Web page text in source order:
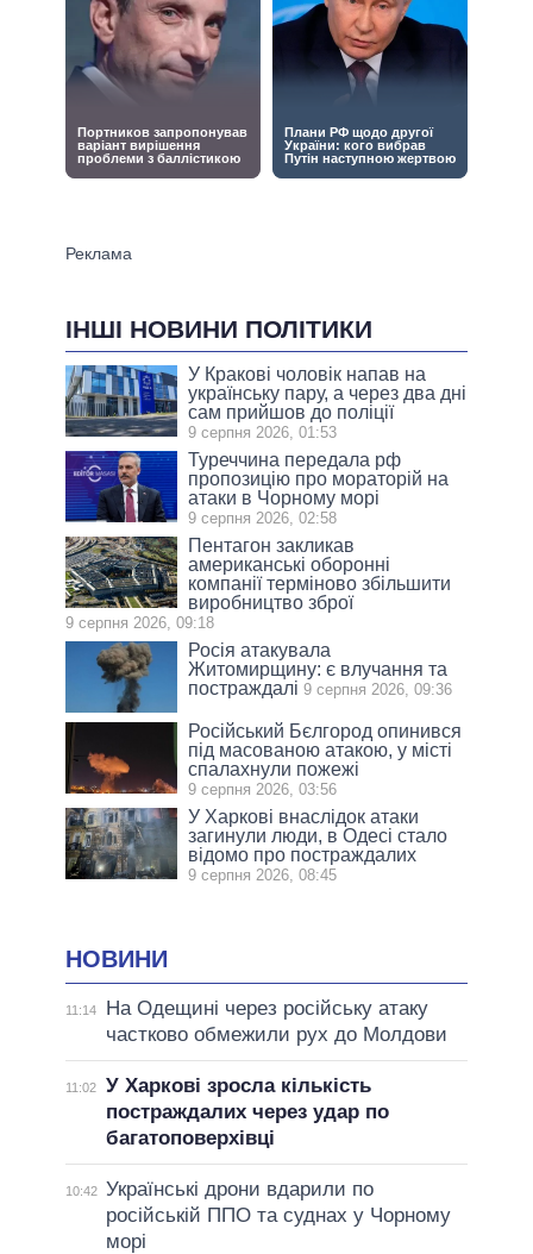
ІНШІ НОВИНИ ПОЛІТИКИ
У Кракові чоловік напав на
українську пару, а через два дні
сам прийшов до поліції
9 серпня 2026, 01:53
Туреччина передала рф
пропозицію про мораторій на
атаки в Чорному морі
9 серпня 2026, 02:58
Пентагон закликав
американські оборонні
компанії терміново збільшити
виробництво зброї
9 серпня 2026, 09:18
Росія атакувала
Житомирщину: є влучання та
постраждалі 9 серпня 2026, 09:36
Російський Бєлгород опинився
під масованою атакою, у місті
спалахнули пожежі
9 серпня 2026, 03:56
У Харкові внаслідок атаки
загинули люди, в Одесі стало
відомо про постраждалих
9 серпня 2026, 08:45
НОВИНИ
11:14
На Одещині через російську атаку
частково обмежили рух до Молдови
11:02
У Харкові зросла кількість
постраждалих через удар по
багатоповерхівці
10:42 Українські дрони вдарили по
російській ППО та суднах у Чорному
морі